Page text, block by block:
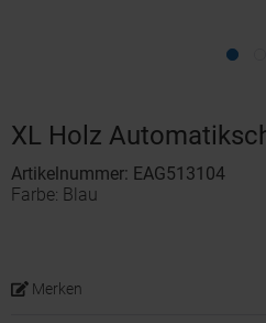
XL Holz
Artikelnummer: EAG513104
Farbe: Blau
Merken